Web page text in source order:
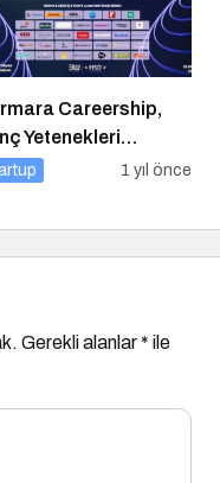
Careership,
Yetenekleri
İş Dünyasıyla
1 yıl önce
Gerekli alanlar* ile